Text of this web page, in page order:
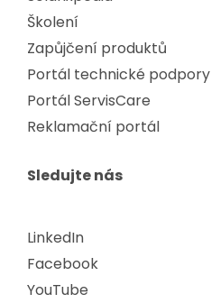
Školení
Zapůjčení produktů
Portál technické podpory
Portál ServisCare
Reklamační portál
Sledujte nás
LinkedIn
Facebook
YouTube